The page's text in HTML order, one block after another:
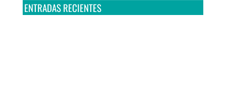
ENTRADAS RECIENTES